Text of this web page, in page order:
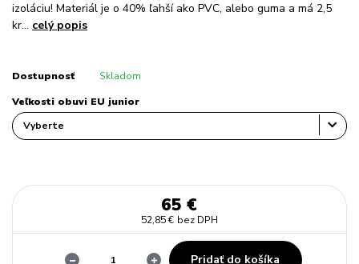
izoláciu! Materiál je o 40% ľahší ako PVC, alebo guma a má 2,5
kr... celý popis
Dostupnosť Skladom
Veľkosti obuvi EU junior
65 €
52,85 € bez DPH
Pridať do košíka